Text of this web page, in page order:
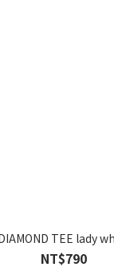
TEE lady
NT$790